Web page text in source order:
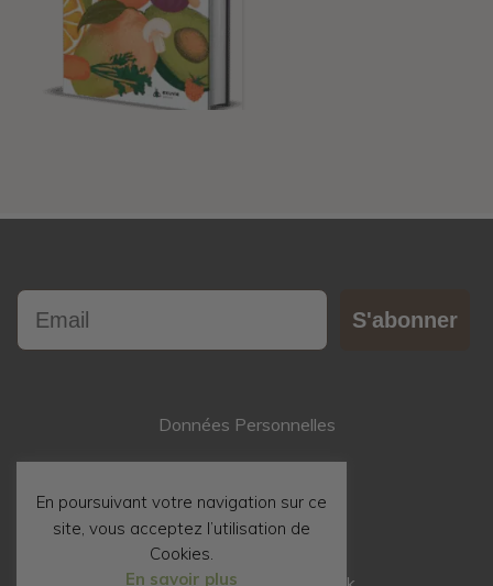
Email
S'abonner
Données Personnelles
Mentions Légales
En poursuivant votre navigation sur ce
site, vous acceptez l’utilisation de
Cookies.
En savoir plus